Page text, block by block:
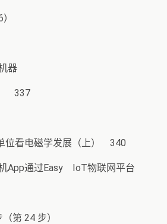
器
337
位看电磁学发展（上） 340
App通过Easy IoT物联网平台
第 24 步）